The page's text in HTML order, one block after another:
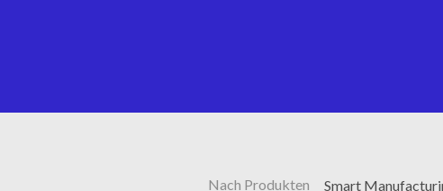
Nach Produkten Smart